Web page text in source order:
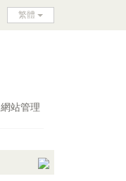
繁體
網站管理